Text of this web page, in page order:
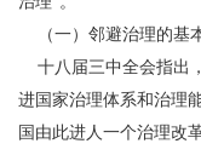
（一）邻避治理的基
十八届三中全会指出
进国家治理体系和治理
国由此进人一个治理改